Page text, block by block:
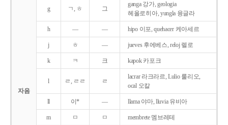
자음
g ㄱ, ㅎ 그
ganga 강가, geologia
헤올로히아, yungla 융글라
h ― ― hipo 이포, quehacer 케아세르
j ㅎ ― jueves 후에베스, reloj 렐로
k ㅋ 크 kapok 카포크
l ㄹ, ㄹㄹ ㄹ
lacrar 라크라르, Lulio 룰리오,
ocal 오칼
ll 이* ― llama 야마, lluvia 유비아
m ㅁ ㅁ membrete 멤브레테